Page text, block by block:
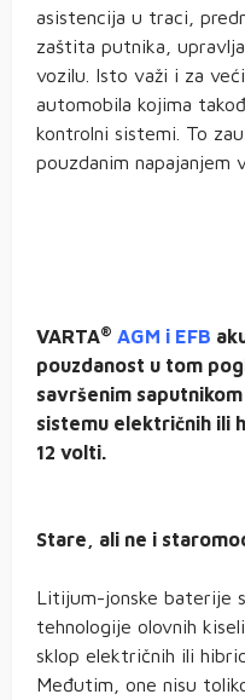
asistencija u traci,
zaštita putnika,
vozilu. Isto važi i za
automobila kojima
kontrolni sistemi. To
pouzdanim napajanjem
VARTA® AGM i EFB
pouzdanost u tom
savršenim
sistemu električnih ili
12 volti.
Stare, ali ne i
Litijum-jonske baterije
tehnologije olovnih
sklop električnih ili
Međutim, one nisu